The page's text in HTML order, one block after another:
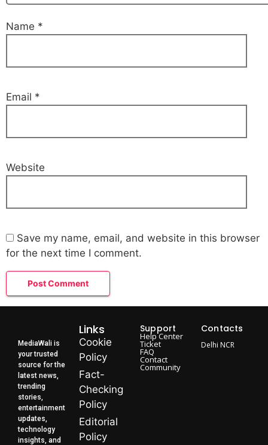
Name *
Email *
Website
Save my name, email, and website in this browser
for the next time I comment.
MediaWali is
your trusted
source for the
latest news,
trending
stories,
entertainment
updates,
technology
insights, and
Links
Cookie
Policy
Fact-
Checking
Policy
Editorial
Policy
Support
Help Center
Ticket
FAQ
Contact
Community
Contacts
Delhi NCR